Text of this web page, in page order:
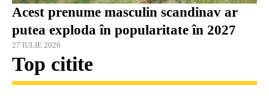
Acest prenume masculin scandinav ar
putea exploda în popularitate în 2027
27 IULIE 2026
Top citite